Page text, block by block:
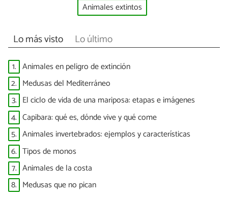
Animales extintos
Lo más visto Lo último
1. Animales en peligro de extinción
2. Medusas del Mediterráneo
3. El ciclo de vida de una mariposa: etapas e imágenes
4. Capibara: qué es, dónde vive y qué come
5. Animales invertebrados: ejemplos y características
6. Tipos de monos
7. Animales de la costa
8. Medusas que no pican